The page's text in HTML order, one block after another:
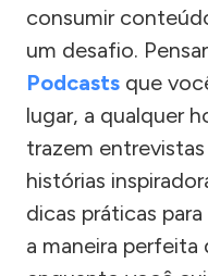
consumir
um desafio.
Podcasts que
lugar, a qualquer
trazem
histórias
dicas práticas
a maneira